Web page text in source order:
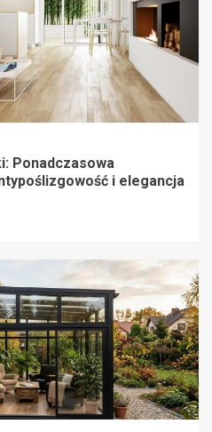
Ponadczasowa
i elegancja